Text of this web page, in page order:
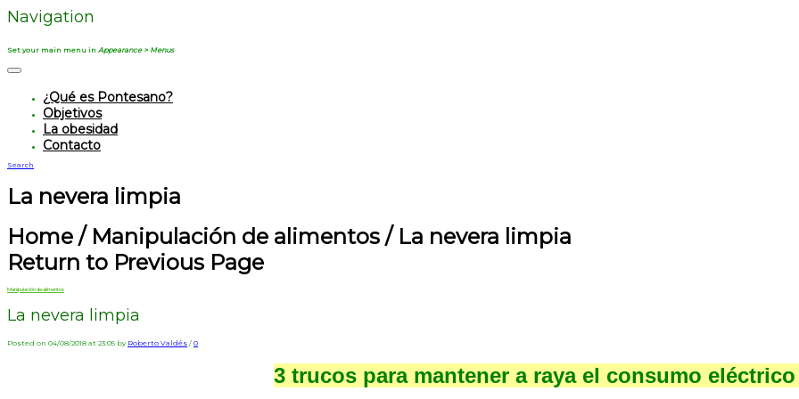
Navigation
Set your main menu in Appearance > Menus
¿Qué es Pontesano?
Objetivos
La obesidad
Contacto
Search
La nevera limpia
Home / Manipulación de alimentos / La nevera limpia
Return to Previous Page
Manipulación de alimentos
La nevera limpia
Posted on 04/08/2018 at 23:05 by Roberto Valdés / 0
3 trucos para mantener a raya el consumo